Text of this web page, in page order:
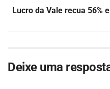
Lucro da Vale recua 56%
Deixe uma